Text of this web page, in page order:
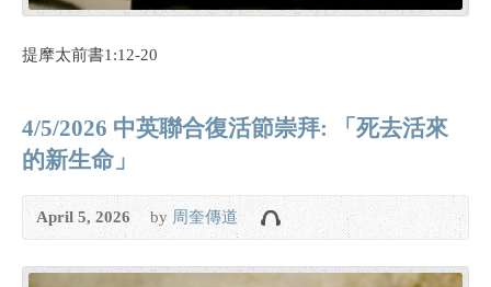
提摩太前書1:12-20
4/5/2026 中英聯合復活節崇拜: 「死去活來
的新生命」
April 5, 2026 by周奎傳道